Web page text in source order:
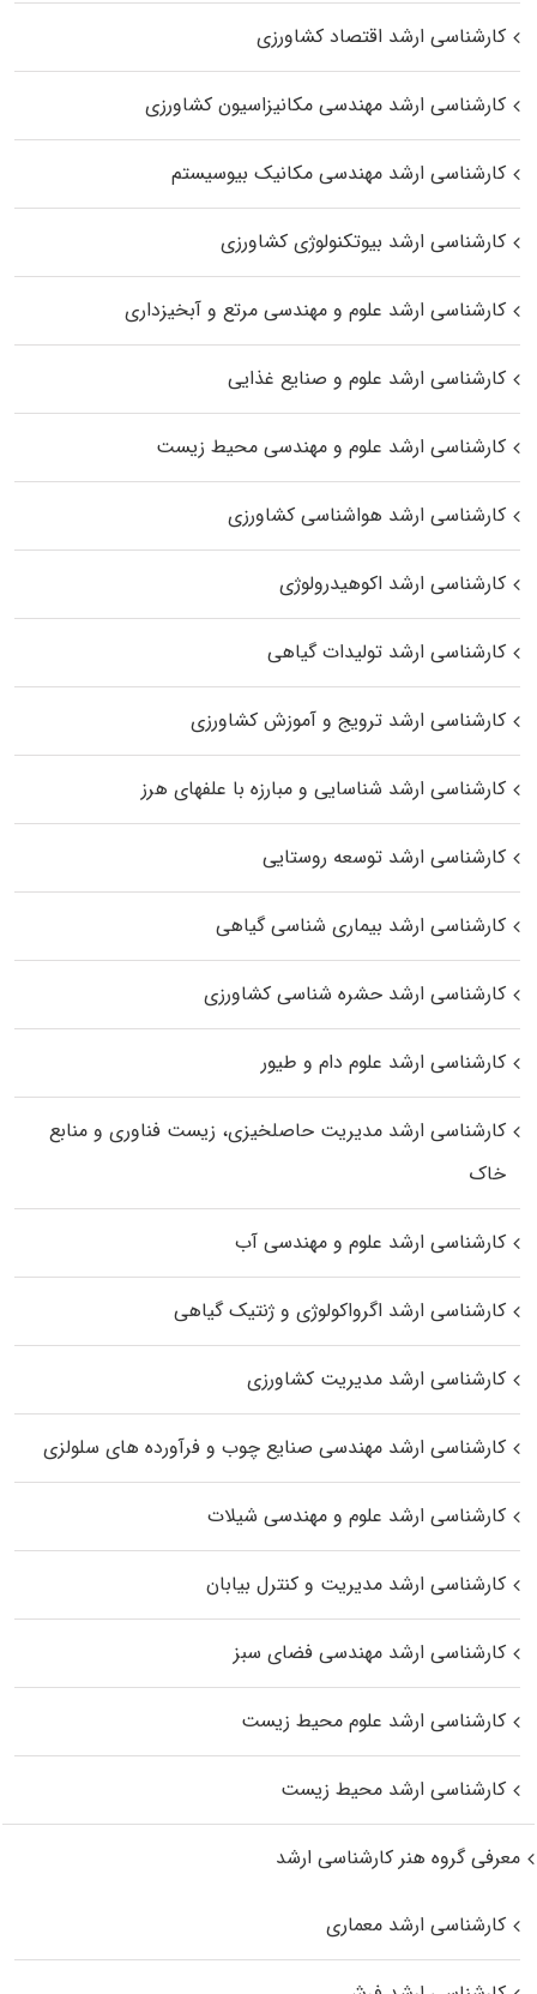
کارشناسی ارشد اقتصاد کشاورزی
کارشناسی ارشد مهندسی مکانیزاسیون کشاورزی
کارشناسی ارشد مهندسی مکانیک بیوسیستم
کارشناسی ارشد بیوتکنولوژی کشاورزی
کارشناسی ارشد علوم و مهندسی مرتع و آبخیزداری
کارشناسی ارشد علوم و صنایع غذایی
کارشناسی ارشد علوم و مهندسی محیط زیست
کارشناسی ارشد هواشناسی کشاورزی
کارشناسی ارشد اکوهیدرولوژی
کارشناسی ارشد تولیدات گیاهی
کارشناسی ارشد ترویج و آموزش کشاورزی
کارشناسی ارشد شناسایی و مبارزه با علفهای هرز
کارشناسی ارشد توسعه روستایی
کارشناسی ارشد بیماری‌ شناسی گیاهی
کارشناسی ارشد حشره‌ شناسی کشاورزی
کارشناسی ارشد علوم دام و طیور
کارشناسی ارشد مدیریت حاصلخیزی، زیست فناوری و منابع
خاک
کارشناسی ارشد علوم و مهندسی آب
کارشناسی ارشد اگرواکولوژی و ژنتیک گیاهی
کارشناسی ارشد مدیریت کشاورزی
کارشناسی ارشد مهندسی صنایع چوب و فرآورده‌ های سلولزی
کارشناسی ارشد علوم و مهندسی شیلات
کارشناسی ارشد مدیریت و کنترل بیابان
کارشناسی ارشد مهندسی فضای سبز
کارشناسی ارشد علوم محیط‌ زیست
کارشناسی ارشد محیط زیست
معرفی گروه هنر کارشناسی ارشد
کارشناسی ارشد معماری